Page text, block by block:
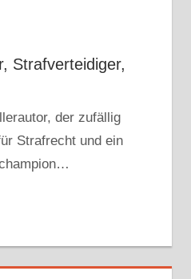
Strafverteidiger,
der zufällig
Strafrecht und ein